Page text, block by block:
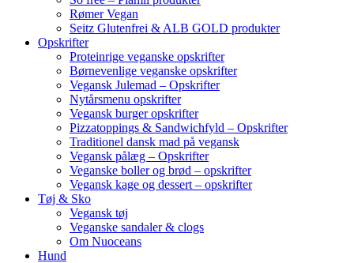
Rømer Vegan
Seitz Glutenfrei & ALB GOLD produkter
Opskrifter
Proteinrige veganske opskrifter
Børnevenlige veganske opskrifter
Vegansk Julemad – Opskrifter
Nytårsmenu opskrifter
Vegansk burger opskrifter
Pizzatoppings & Sandwichfyld – Opskrifter
Traditionel dansk mad på vegansk
Vegansk pålæg – Opskrifter
Veganske boller og brød – opskrifter
Vegansk kage og dessert – opskrifter
Tøj & Sko
Vegansk tøj
Veganske sandaler & clogs
Om Nuoceans
Hund